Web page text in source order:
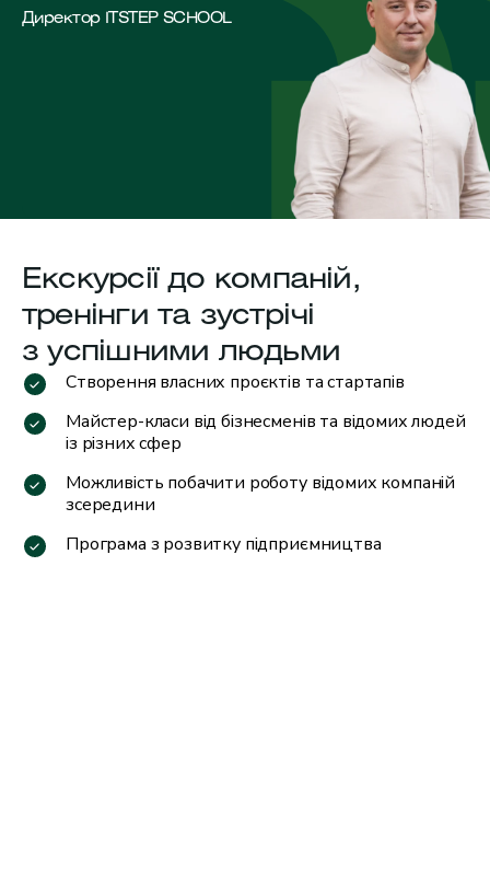
Директор ITSTEP SCHOOL
Екскурсії до компаній,
тренінги та зустрічі
з успішними людьми
Створення власних проєктів та стартапів
Майстер-класи від бізнесменів та відомих людей
із різних сфер
Можливість побачити роботу відомих компаній
зсередини
Програма з розвитку підприємництва